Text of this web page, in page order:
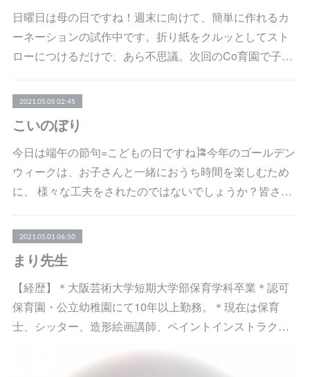
日曜日は母の日ですね！週末に向けて、簡単に作れるカ
ーネーションの試作中です。折り紙をクルッとしてスト
ローにつけるだけで、あら不思議。次回のCo育園で子…
2021.05.05 02:45
こいのぼり
今日は端午の節句=こどもの日ですね🎏今年のゴールデン
ウィークは、お子さんと一緒におうち時間を楽しむため
に、 様々な工夫をされたのではないでしょうか？皆さ…
2021.05.01 06:50
まり先生
【経歴】＊大阪芸術大学短期大学部保育学科卒業＊認可
保育園・公立幼稚園にて10年以上勤務。＊現在は保育
士、シッター、造形絵画講師、ペイントインストラク…